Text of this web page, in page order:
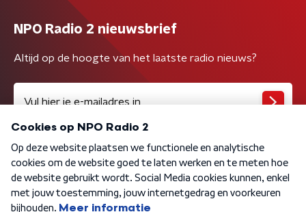
NPO Radio 2 nieuwsbrief
Altijd op de hoogte van het laatste radio nieuws?
Algemene voorwaarden